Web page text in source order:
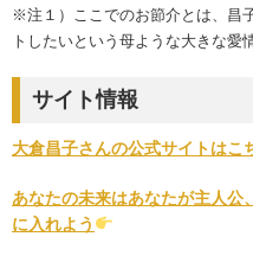
※注１）ここでのお節介とは、昌
トしたいという母ような大きな愛
サイト情報
大倉昌子さんの公式サイトはこ
あなたの未来はあなたが主人公
に入れよう